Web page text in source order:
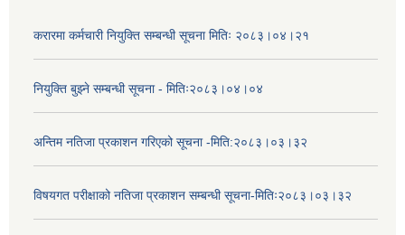
करारमा कर्मचारी नियुक्ति सम्बन्धी सूचना मितिः २०८३।०४।२१
नियुक्ति बुझ्ने सम्बन्धी सूचना - मितिः२०८३।०४।०४
अन्तिम नतिजा प्रकाशन गरिएको सूचना -मिति:२०८३।०३।३२
विषयगत परीक्षाको नतिजा प्रकाशन सम्बन्धी सूचना-मितिः२०८३।०३।३२